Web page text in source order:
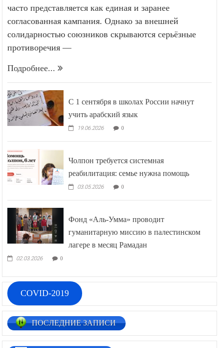
часто представляется как единая и заранее
согласованная кампания. Однако за внешней
солидарностью союзников скрываются серьёзные
противоречия —
Подробнее...
С 1 сентября в школах России начнут
учить арабский язык
19.06.2026 0
Чолпон требуется системная
реабилитация: семье нужна помощь
03.05.2026 0
Фонд «Аль-Умма» проводит
гуманитарную миссию в палестинском
лагере в месяц Рамадан
02.03.2026 0
COVID-2019
ПОСЛЕДНИЕ ЗАПИСИ